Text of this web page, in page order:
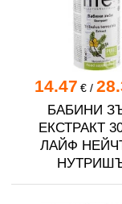
14.47 €/
БАБИНИ
ЕКСТРАКТ
ЛАЙФ